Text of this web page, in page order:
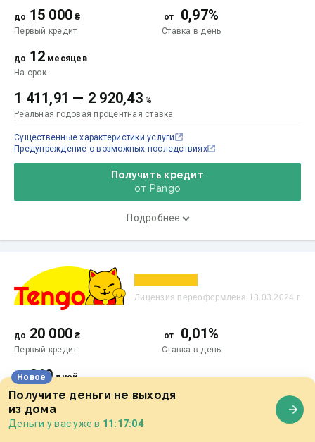
до 15 000 ₴
Первый кредит
от 0,97%
Ставка в день
до 12 месяцев
На срок
1 411,91 — 2 920,43 %
Реальная годовая процентная ставка
Получить кредит
от Pango
Подробнее
Существенные характеристики услуги
Предупреждение о возможных последствиях
Лицензия переоформлена 13.03.2024 г.
до 20 000 ₴
Первый кредит
от 0,01%
Ставка в день
до 360 дней
На срок
1 411,91 2 920,43
Новое
Получите деньги не выходя
из дома
Деньги у вас уже в 11:17:05